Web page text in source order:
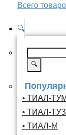
Всего
🔍
🔍
• ТИАЛ-ТУМ
• ТИАЛ-ТУЗ
• ТИАЛ-М